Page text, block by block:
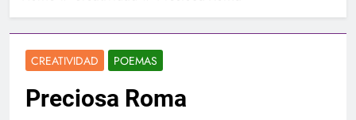
CREATIVIDAD POEMAS
Preciosa Roma